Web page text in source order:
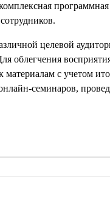
целевой
облегчения
с учетом
семинаров,